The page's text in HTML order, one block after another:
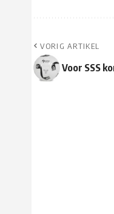
VORIG ARTIKEL
Voor SSS